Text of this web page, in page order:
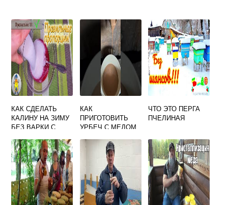
КАК СДЕЛАТЬ
КАЛИНУ НА ЗИМУ
БЕЗ ВАРКИ С
ДОМАШНИХ
УСЛОВИЯХ
КАК
ПРИГОТОВИТЬ
УРБЕЧ С МЕДОМ
ПРАВИЛЬНО
ЧТО ЭТО ПЕРГА
ПЧЕЛИНАЯ